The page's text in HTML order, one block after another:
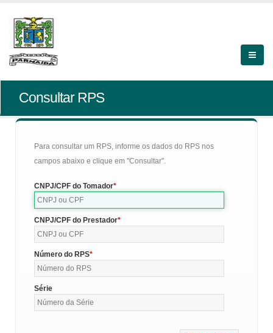
Consultar RPS
Para consultar um RPS, informe os dados do RPS nos
campos abaixo e clique em "Consultar".
CNPJ/CPF do Tomador
CNPJ/CPF do Prestador
Número do RPS
Série